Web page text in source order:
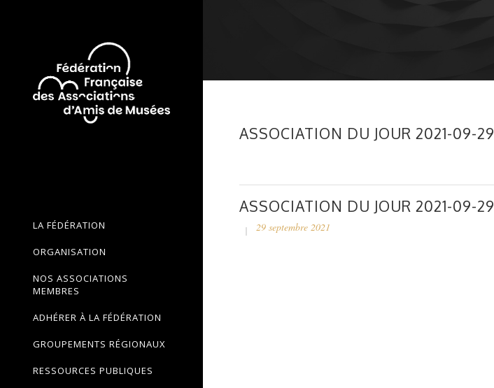
LA FÉDÉRATION
ORGANISATION
NOS ASSOCIATIONS
MEMBRES
ADHÉRER À LA FÉDÉRATION
GROUPEMENTS RÉGIONAUX
RESSOURCES PUBLIQUES
ASSOCIATION DU JOUR 2021-09-29
ASSOCIATION DU JOUR 2021-09-29
29 septembre 2021